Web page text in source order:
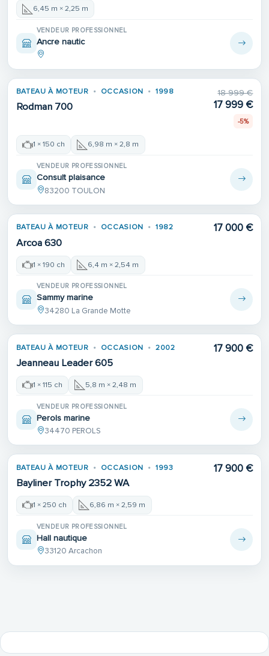
6,45 m × 2,25 m
VENDEUR PROFESSIONNEL
Ancre nautic
BATEAU À MOTEUR OCCASION 1998
Rodman 700
18 999 €
17 999 €
-5%
1 × 150 ch 6,98 m × 2,8 m
VENDEUR PROFESSIONNEL
Consult plaisance
83200 TOULON
BATEAU À MOTEUR OCCASION 1982
Arcoa 630
17 000 €
1 × 190 ch 6,4 m × 2,54 m
VENDEUR PROFESSIONNEL
Sammy marine
34280 La Grande Motte
BATEAU À MOTEUR OCCASION 2002
Jeanneau Leader 605
17 900 €
1 × 115 ch 5,8 m × 2,48 m
VENDEUR PROFESSIONNEL
Perols marine
34470 PEROLS
BATEAU À MOTEUR OCCASION 1993
Bayliner Trophy 2352 WA
17 900 €
1 × 250 ch 6,86 m × 2,59 m
VENDEUR PROFESSIONNEL
Hall nautique
33120 Arcachon